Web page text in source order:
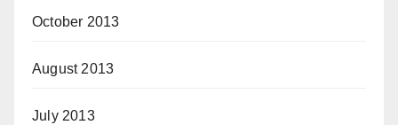
October 2013
August 2013
July 2013